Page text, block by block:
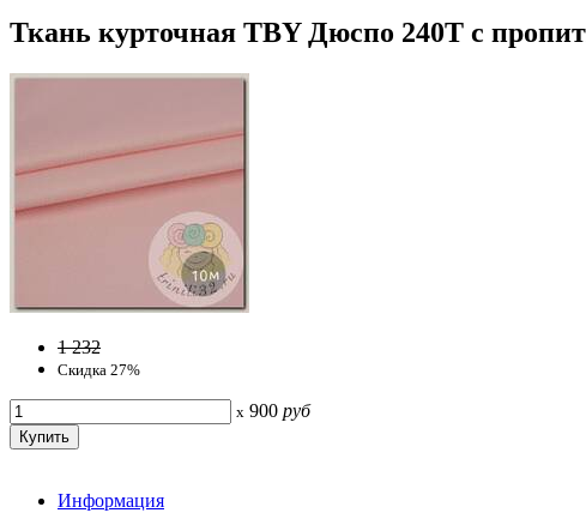
Ткань курточная TBY Дюспо 240T с
1 232
Скидка 27%
x 900 руб
Информация